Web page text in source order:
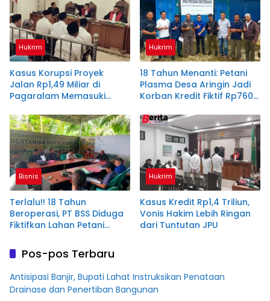
Hukrim
Kasus Korupsi Proyek
Jalan Rp1,49 Miliar di
Pagaralam Memasuki
Terdakwa Dituntut 2,5
Tahun Penjara
Hukrim
18 Tahun Menanti: Petani
Plasma Desa Aringin Jadi
Korban Kredit Fiktif Rp760
Bisnis
Terlalu!! 18 Tahun
Beroperasi, PT BSS Diduga
Fiktifkan Lahan Petani
Hukrim
Kasus Kredit Rp1,4 Triliun,
Vonis Hakim Lebih Ringan
dari Tuntutan JPU
Pos-pos Terbaru
Antisipasi Banjir, Bupati Lahat Instruksikan Penataan
Drainase dan Penertiban Bangunan